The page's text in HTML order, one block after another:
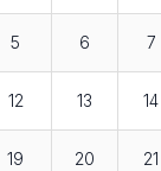
5 6 7
12 13 14
19 20 21